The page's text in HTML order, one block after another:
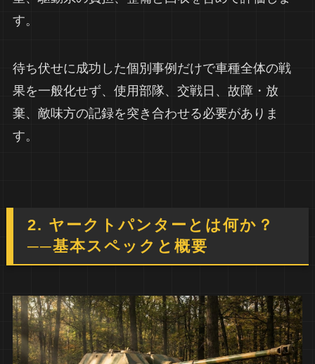
す。
待ち伏せに成功した個別事例だけで車種全体の戦
果を一般化せず、使用部隊、交戦日、故障・放
棄、敵味方の記録を突き合わせる必要がありま
す。
2. ヤークトパンターとは何か？
──基本スペックと概要